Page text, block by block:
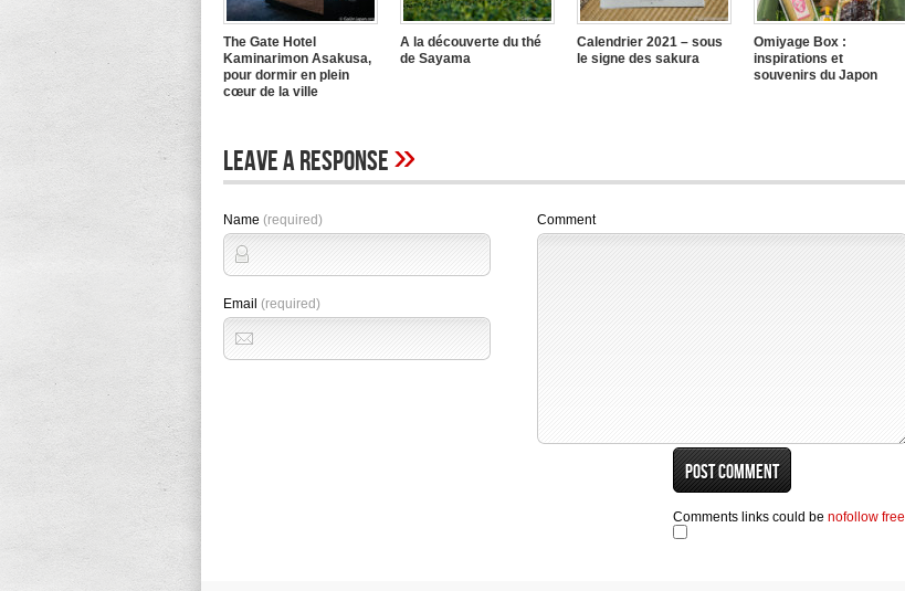
The Gate Hotel
Kaminarimon Asakusa,
pour dormir en plein
cœur de la ville
A la découverte du thé
de Sayama
Calendrier 2021 – sous
le signe des sakura
Omiyage Box :
inspirations et
souvenirs du Japon
Leave A Response»
Name (required)
Email (required)
Comment
Comments links could be nofollow free